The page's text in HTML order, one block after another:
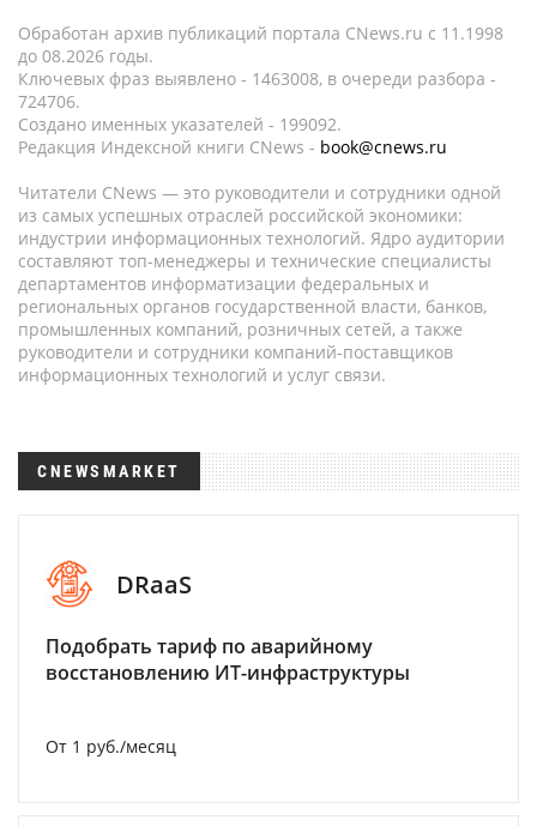
Обработан архив публикаций портала CNews.ru c 11.1998
до 08.2026 годы.
Ключевых фраз выявлено - 1463008, в очереди разбора -
724706.
Создано именных указателей - 199092.
Редакция Индексной книги CNews - book@cnews.ru
Читатели CNews — это руководители и сотрудники одной
из самых успешных отраслей российской экономики:
индустрии информационных технологий. Ядро аудитории
составляют топ-менеджеры и технические специалисты
департаментов информатизации федеральных и
региональных органов государственной власти, банков,
промышленных компаний, розничных сетей, а также
руководители и сотрудники компаний-поставщиков
информационных технологий и услуг связи.
CNEWSMARKET
DRaaS
Подобрать тариф по аварийному
восстановлению ИТ-инфраструктуры
От 1 руб./месяц